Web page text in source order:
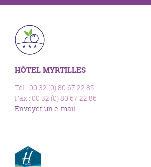
HÔTEL MYRTILLES
Tél : 00 32 (0) 80 67 22 85
Fax : 00 32 (0) 80 67 22 86
Envoyer un e-mail